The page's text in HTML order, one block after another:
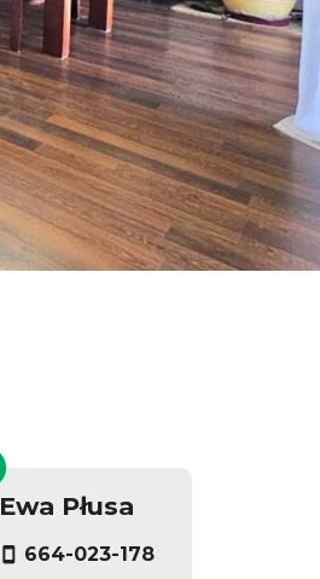
Ewa Płusa
664-023-178